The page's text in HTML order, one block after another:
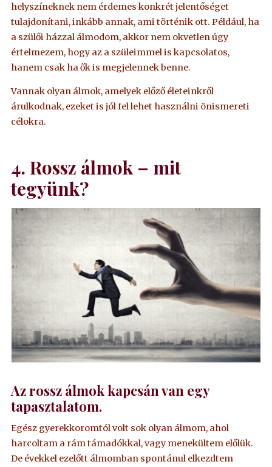
helyszíneknek nem érdemes konkrét jelentőséget
tulajdonítani, inkább annak, ami történik ott. Például, ha
a szülői házzal álmodom, akkor nem okvetlen úgy
értelmezem, hogy az a szüleimmel is kapcsolatos,
hanem csak ha ők is megjelennek benne.
Vannak olyan álmok, amelyek előző életeinkről
árulkodnak, ezeket is jól fel lehet használni önismereti
célokra.
4.Rossz álmok – mit
tegyünk?
Az rossz álmok kapcsán van egy
tapasztalatom.
Egész gyerekkoromtól volt sok olyan álmom, ahol
harcoltam a rám támadókkal, vagy menekültem előlük.
De évekkel ezelőtt álmomban spontánul elkezdtem